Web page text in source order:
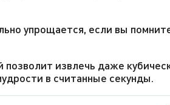
упрощается, если вы
извлечь даже
в считанные секунды.